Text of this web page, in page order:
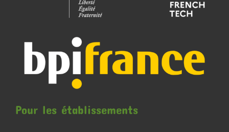
Pour les établissements